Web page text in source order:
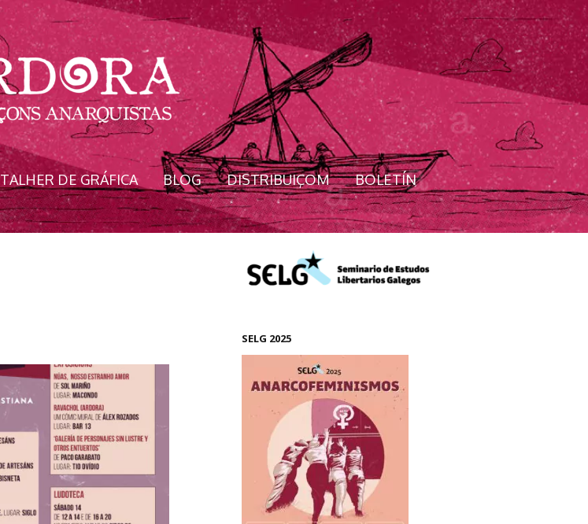
TALHER DE GRÁFICA BLOG DISTRIBUIÇOM BOLETÍN
SELG 2025